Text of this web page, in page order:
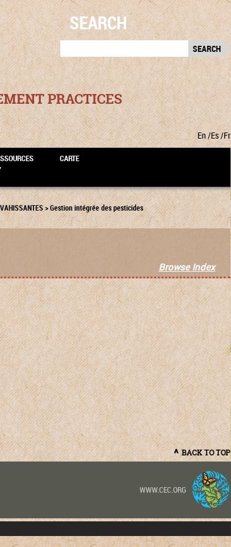
SEARCH
SEARCH
FOR:
PRACTICES
En Es Fr
CARTE
>Gestion intégrée des pesticides
Browse Index
BACK TO TOP
WWW.CEC.ORG